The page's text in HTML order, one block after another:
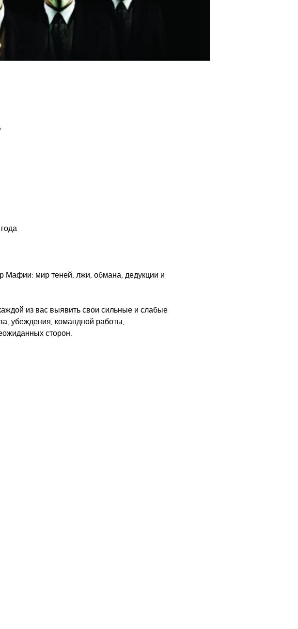
Мафии: мир теней, лжи, обмана, дедукции и
из вас выявить свои сильные и слабые
убеждения, командной работы,
сторон.